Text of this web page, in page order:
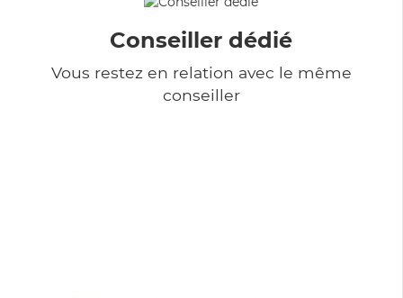
Conseiller dédié
Vous restez en relation avec le même
conseiller